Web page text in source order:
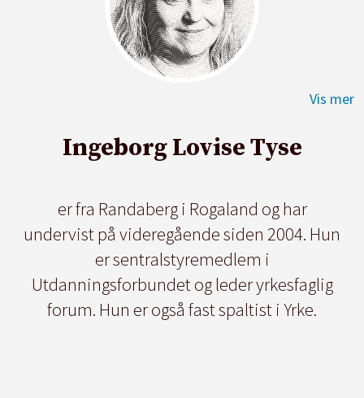
Ingeborg Lovise Tyse
er fra Randaberg i Rogaland og har
undervist på videregående siden 2004. Hun
er sentralstyremedlem i
Utdanningsforbundet og leder yrkesfaglig
forum. Hun er også fast spaltist i Yrke.